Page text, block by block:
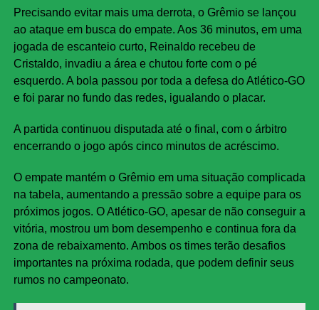
Precisando evitar mais uma derrota, o Grêmio se lançou
ao ataque em busca do empate. Aos 36 minutos, em uma
jogada de escanteio curto, Reinaldo recebeu de
Cristaldo, invadiu a área e chutou forte com o pé
esquerdo. A bola passou por toda a defesa do Atlético-GO
e foi parar no fundo das redes, igualando o placar.
A partida continuou disputada até o final, com o árbitro
encerrando o jogo após cinco minutos de acréscimo.
O empate mantém o Grêmio em uma situação complicada
na tabela, aumentando a pressão sobre a equipe para os
próximos jogos. O Atlético-GO, apesar de não conseguir a
vitória, mostrou um bom desempenho e continua fora da
zona de rebaixamento. Ambos os times terão desafios
importantes na próxima rodada, que podem definir seus
rumos no campeonato.